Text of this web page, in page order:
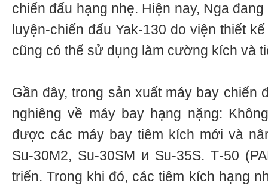
chiến đấu hạng nhẹ. Hiện nay, Nga
luyện-chiến đấu Yak-130 do viện thiết
cũng có thể sử dụng làm cường kích và
Gần đây, trong sản xuất máy bay chiến
nghiêng về máy bay hạng nặng:
được các máy bay tiêm kích mới và
Su-30M2, Su-30SM и Su-35S. Т-50
triển. Trong khi đó, các tiêm kích hạng